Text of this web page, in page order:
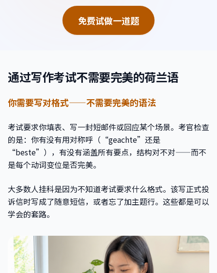
免费试做一道题
通过写作考试不需要完美的荷兰语
你需要写对格式——不需要完美的语法
考试要求你填表、写一封短邮件或回应某个场景。考官检查
的是：你有没有用对称呼（“geachte”还是
“beste”），有没有涵盖所有要点，结构对不对——而不
是每个动词变位是否完美。
大多数人挂科是因为不知道考试要求什么格式。该写正式投
诉信时写成了随意短信，或者忘了加主题行。这些都是可以
学会的套路。